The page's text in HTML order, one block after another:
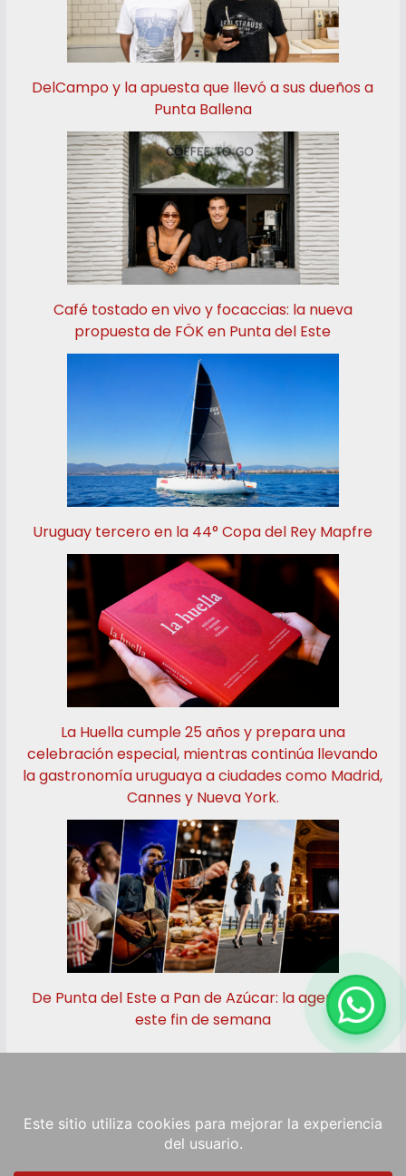
DelCampo y la apuesta que llevó a sus dueños a
Punta Ballena
Café tostado en vivo y focaccias: la nueva
propuesta de FÖK en Punta del Este
Uruguay tercero en la 44° Copa del Rey Mapfre
La Huella cumple 25 años y prepara una
celebración especial, mientras continúa llevando
la gastronomía uruguaya a ciudades como Madrid,
Cannes y Nueva York.
De Punta del Este a Pan de Azúcar: la agenda de
este fin de semana